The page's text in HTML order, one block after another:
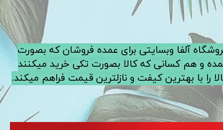
آلفا وبسایتی برای عمده فروشان که بصورت
و هم کسانی که کالا بصورت تکی خرید میکنند
را با بهترین کیفت و نازلترین قیمت فراهم میکند.